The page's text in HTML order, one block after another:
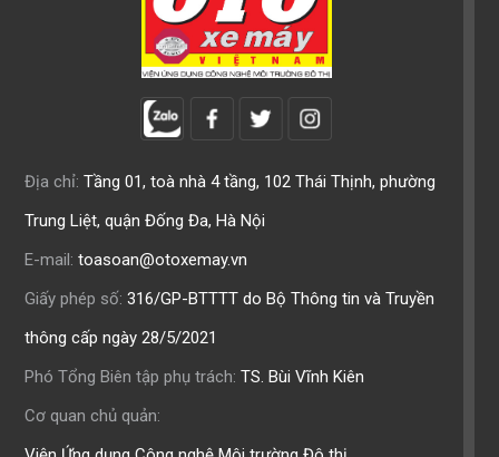
Địa chỉ: Tầng 01, toà nhà 4 tầng, 102 Thái Thịnh, phường
Trung Liệt, quận Đống Đa, Hà Nội
E-mail: toasoan@otoxemay.vn
Giấy phép số: 316/GP-BTTTT do Bộ Thông tin và Truyền
thông cấp ngày 28/5/2021
Phó Tổng Biên tập phụ trách: TS. Bùi Vĩnh Kiên
Cơ quan chủ quản: